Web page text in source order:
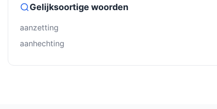
Gelijksoortige woorden
aanzetting
aanhechting